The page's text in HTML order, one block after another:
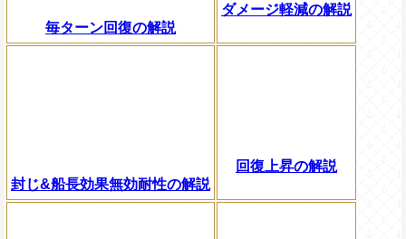
毎ターン回復の解説
ダメージ軽減の解説
封じ&船長効果無効耐性の解説
回復上昇の解説